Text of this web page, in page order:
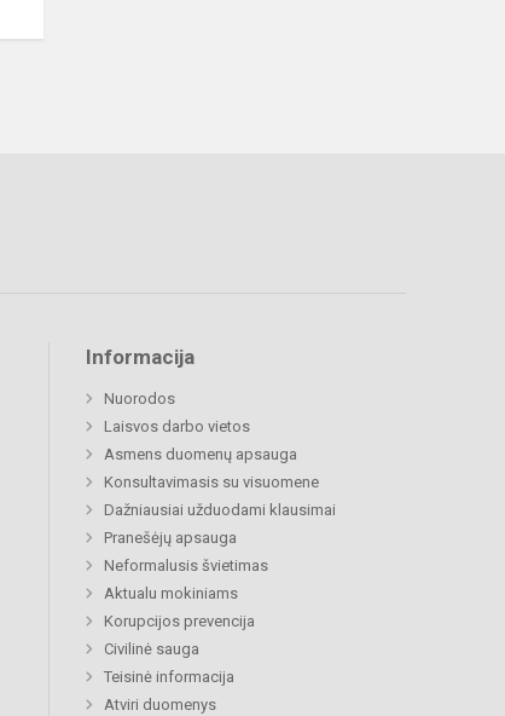
Informacija
Nuorodos
Laisvos darbo vietos
Asmens duomenų apsauga
Konsultavimasis su visuomene
Dažniausiai užduodami klausimai
Pranešėjų apsauga
Neformalusis švietimas
Aktualu mokiniams
Korupcijos prevencija
Civilinė sauga
Teisinė informacija
Atviri duomenys